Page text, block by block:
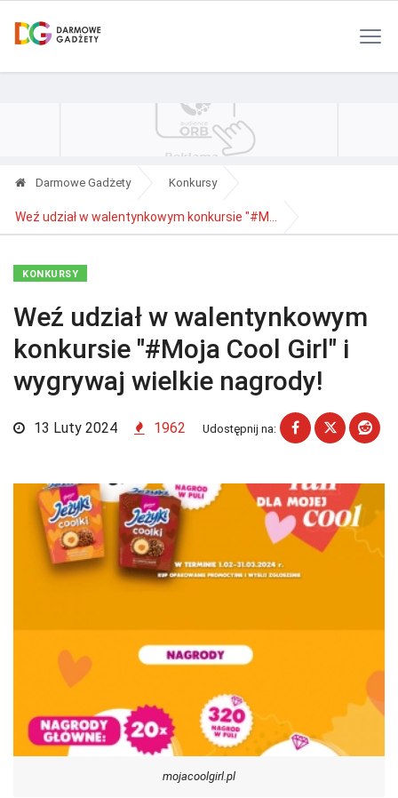
Darmowe Gadżety Konkursy
Weź udział w walentynkowym konkursie "#M...
KONKURSY
Weź udział w walentynkowym
konkursie "#Moja Cool Girl" i
wygrywaj wielkie nagrody!
13 Luty 2024 1962 Udostępnij na:
mojacoolgirl.pl